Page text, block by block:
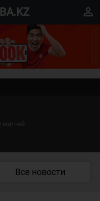
perm_identity
матчей
Все новости